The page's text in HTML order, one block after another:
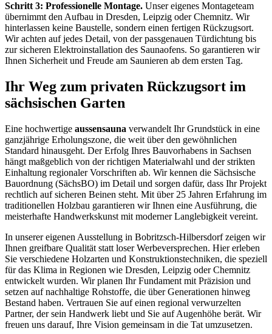
Schritt 3: Professionelle Montage. Unser eigenes Montageteam
übernimmt den Aufbau in Dresden, Leipzig oder Chemnitz. Wir
hinterlassen keine Baustelle, sondern einen fertigen Rückzugsort.
Wir achten auf jedes Detail, von der passgenauen Türdichtung bis
zur sicheren Elektroinstallation des Saunaofens. So garantieren wir
Ihnen Sicherheit und Freude am Saunieren ab dem ersten Tag.
Ihr Weg zum privaten Rückzugsort im
sächsischen Garten
Eine hochwertige aussensauna verwandelt Ihr Grundstück in eine
ganzjährige Erholungszone, die weit über den gewöhnlichen
Standard hinausgeht. Der Erfolg Ihres Bauvorhabens in Sachsen
hängt maßgeblich von der richtigen Materialwahl und der strikten
Einhaltung regionaler Vorschriften ab. Wir kennen die Sächsische
Bauordnung (SächsBO) im Detail und sorgen dafür, dass Ihr Projekt
rechtlich auf sicheren Beinen steht. Mit über 25 Jahren Erfahrung im
traditionellen Holzbau garantieren wir Ihnen eine Ausführung, die
meisterhafte Handwerkskunst mit moderner Langlebigkeit vereint.
In unserer eigenen Ausstellung in Bobritzsch-Hilbersdorf zeigen wir
Ihnen greifbare Qualität statt loser Werbeversprechen. Hier erleben
Sie verschiedene Holzarten und Konstruktionstechniken, die speziell
für das Klima in Regionen wie Dresden, Leipzig oder Chemnitz
entwickelt wurden. Wir planen Ihr Fundament mit Präzision und
setzen auf nachhaltige Rohstoffe, die über Generationen hinweg
Bestand haben. Vertrauen Sie auf einen regional verwurzelten
Partner, der sein Handwerk liebt und Sie auf Augenhöhe berät. Wir
freuen uns darauf, Ihre Vision gemeinsam in die Tat umzusetzen.